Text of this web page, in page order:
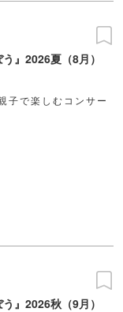
』2026夏（8月）
子で楽しむコンサー
』2026秋（9月）